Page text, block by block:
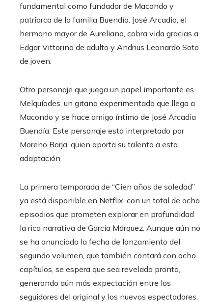
fundamental como fundador de Macondo y
patriarca de la familia Buendía. José Arcadio, el
hermano mayor de Aureliano, cobra vida gracias a
Edgar Vittorino de adulto y Andrius Leonardo Soto
de joven.
Otro personaje que juega un papel importante es
Melquíades, un gitano experimentado que llega a
Macondo y se hace amigo íntimo de José Arcadia
Buendía. Este personaje está interpretado por
Moreno Borja, quien aporta su talento a esta
adaptación.
La primera temporada de “Cien años de soledad”
ya está disponible en Netflix, con un total de ocho
episodios que prometen explorar en profundidad
la rica narrativa de García Márquez. Aunque aún no
se ha anunciado la fecha de lanzamiento del
segundo volumen, que también contará con ocho
capítulos, se espera que sea revelada pronto,
generando aún más expectación entre los
seguidores del original y los nuevos espectadores.